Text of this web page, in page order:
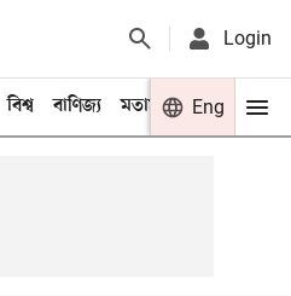
Login
বিশ্ব বাণিজ্য মতামত খেলা
Eng